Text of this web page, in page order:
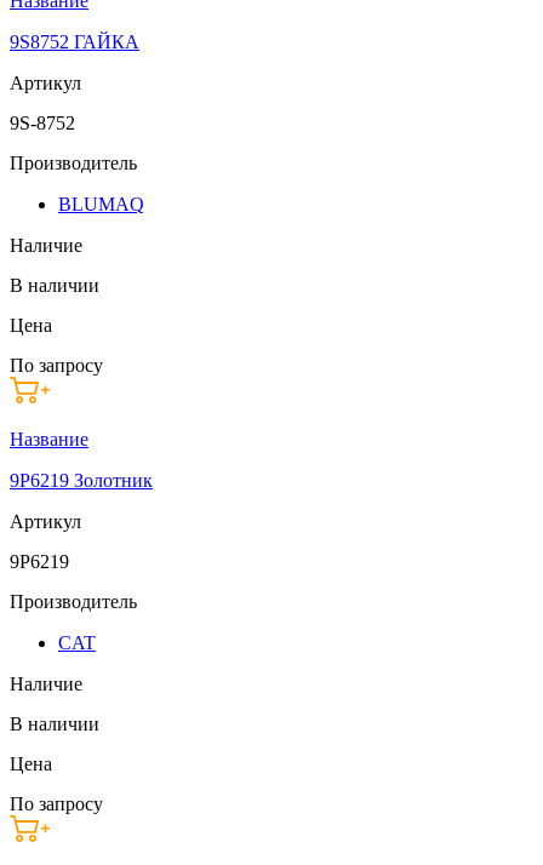
9S8752 ГАЙКА
Артикул
9S-8752
Производитель
BLUMAQ
Наличие
В наличии
Цена
По запросу
Название
9P6219 Золотник
Артикул
9P6219
Производитель
CAT
Наличие
В наличии
Цена
По запросу